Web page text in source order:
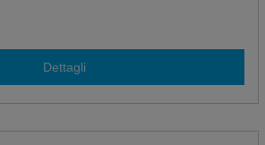
Dettagli